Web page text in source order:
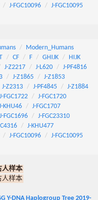
J-FGC10096
J-FGC10095
Modern_Humans
CF F GHIJK
HIJK
J-Z2217 J-L620
J-PF4816
J-Z1865
J-Z1853
J-Z2313 J-PF4845
J-Z1884
J-FGC1722
J-FGC1720
KHU46
J-FGC1707
J-FGC1696
J-FGC23310
J-KHU477
J-FGC10096
J-FGC10095
人样本
人样本
Y-DNA Haplogroup Tree 2019-